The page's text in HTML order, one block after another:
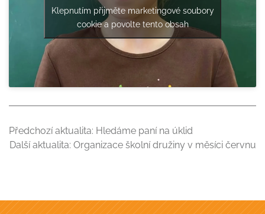
Klepnutím přijměte marketingové soubory
cookie a povolte tento obsah
Předchozí aktualita: Hledáme paní na úklid
Další aktualita: Organizace školní družiny v měsíci červnu